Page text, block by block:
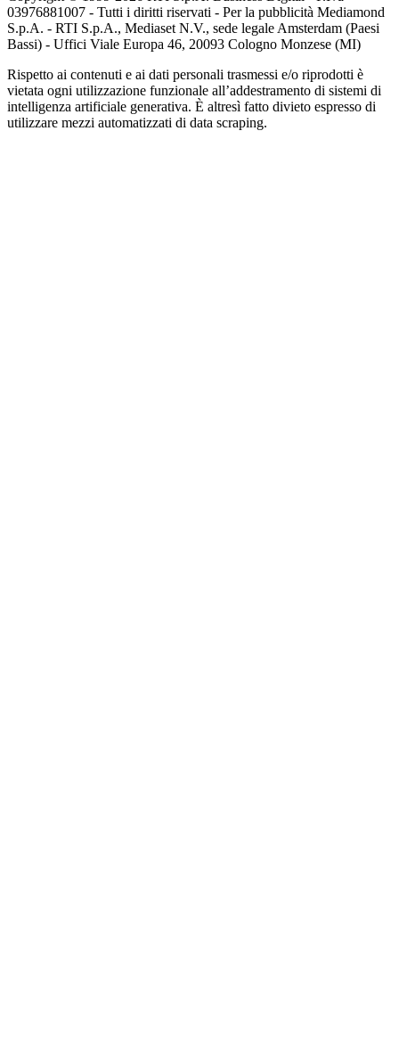
03976881007 - Tutti i diritti riservati - Per la pubblicità Mediamond
S.p.A. - RTI S.p.A., Mediaset N.V., sede legale Amsterdam (Paesi
Bassi) - Uffici Viale Europa 46, 20093 Cologno Monzese (MI)
Rispetto ai contenuti e ai dati personali trasmessi e/o riprodotti è
vietata ogni utilizzazione funzionale all’addestramento di sistemi di
intelligenza artificiale generativa. È altresì fatto divieto espresso di
utilizzare mezzi automatizzati di data scraping.